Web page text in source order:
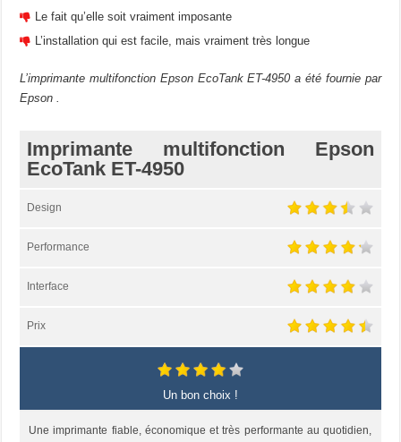
Le fait qu’elle soit vraiment imposante
L’installation qui est facile, mais vraiment très longue
L’imprimante multifonction Epson EcoTank ET-4950 a été fournie par
Epson .
Imprimante multifonction Epson
EcoTank ET-4950
Design
Performance
Interface
Prix
Un bon choix !
Une imprimante fiable, économique et très performante au quotidien,